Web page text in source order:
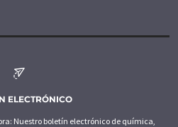
ELECTRÓNICO
Nuestro boletín electrónico de química,